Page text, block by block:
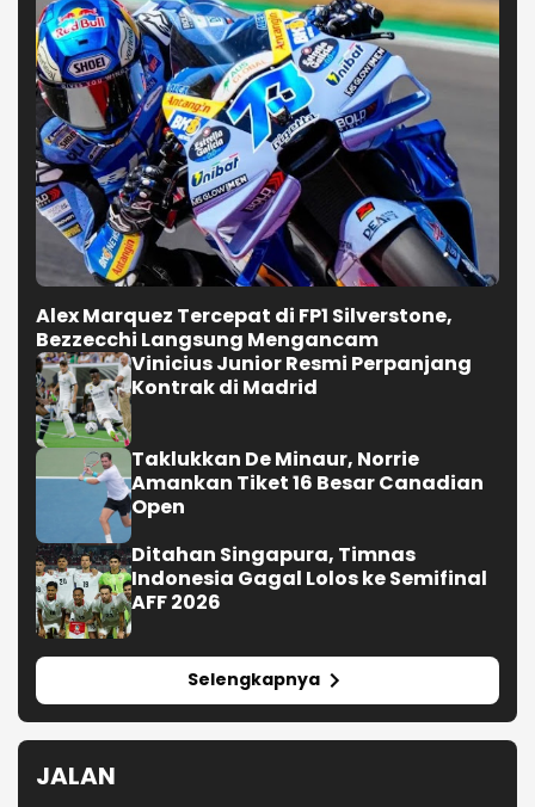
Alex Marquez Tercepat di FP1 Silverstone,
Bezzecchi Langsung Mengancam
Vinicius Junior Resmi Perpanjang
Kontrak di Madrid
Taklukkan De Minaur, Norrie
Amankan Tiket 16 Besar Canadian
Open
Ditahan Singapura, Timnas
Indonesia Gagal Lolos ke Semifinal
AFF 2026
Selengkapnya
JALAN